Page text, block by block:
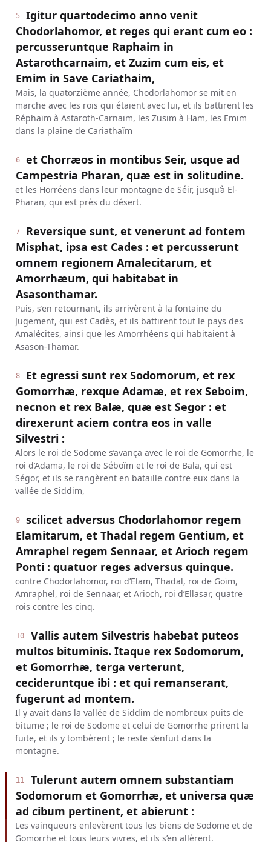
5
Igitur quartodecimo anno venit
Chodorlahomor, et reges qui erant cum eo :
percusseruntque Raphaim in
Astarothcarnaim, et Zuzim cum eis, et
Emim in Save Cariathaim,
Mais, la quatorzième année, Chodorlahomor se mit en
marche avec les rois qui étaient avec lui, et ils battirent les
Réphaïm à Astaroth-Carnaïm, les Zusim à Ham, les Emim
dans la plaine de Cariathaïm
6
et Chorræos in montibus Seir, usque ad
Campestria Pharan, quæ est in solitudine.
et les Horréens dans leur montagne de Séir, jusqu’à El-
Pharan, qui est près du désert.
7
Reversique sunt, et venerunt ad fontem
Misphat, ipsa est Cades : et percusserunt
omnem regionem Amalecitarum, et
Amorrhæum, qui habitabat in
Asasonthamar.
Puis, s’en retournant, ils arrivèrent à la fontaine du
Jugement, qui est Cadès, et ils battirent tout le pays des
Amalécites, ainsi que les Amorrhéens qui habitaient à
Asason-Thamar.
8
Et egressi sunt rex Sodomorum, et rex
Gomorrhæ, rexque Adamæ, et rex Seboim,
necnon et rex Balæ, quæ est Segor : et
direxerunt aciem contra eos in valle
Silvestri :
Alors le roi de Sodome s’avança avec le roi de Gomorrhe, le
roi d’Adama, le roi de Séboïm et le roi de Bala, qui est
Ségor, et ils se rangèrent en bataille contre eux dans la
vallée de Siddim,
9
scilicet adversus Chodorlahomor regem
Elamitarum, et Thadal regem Gentium, et
Amraphel regem Sennaar, et Arioch regem
Ponti : quatuor reges adversus quinque.
contre Chodorlahomor, roi d’Elam, Thadal, roi de Goïm,
Amraphel, roi de Sennaar, et Arioch, roi d’Ellasar, quatre
rois contre les cinq.
10
Vallis autem Silvestris habebat puteos
multos bituminis. Itaque rex Sodomorum,
et Gomorrhæ, terga verterunt,
cecideruntque ibi : et qui remanserant,
fugerunt ad montem.
Il y avait dans la vallée de Siddim de nombreux puits de
bitume ; le roi de Sodome et celui de Gomorrhe prirent la
fuite, et ils y tombèrent ; le reste s’enfuit dans la
montagne.
11
Tulerunt autem omnem substantiam
Sodomorum et Gomorrhæ, et universa quæ
ad cibum pertinent, et abierunt :
Les vainqueurs enlevèrent tous les biens de Sodome et de
Gomorrhe et tous leurs vivres, et ils s’en allèrent.